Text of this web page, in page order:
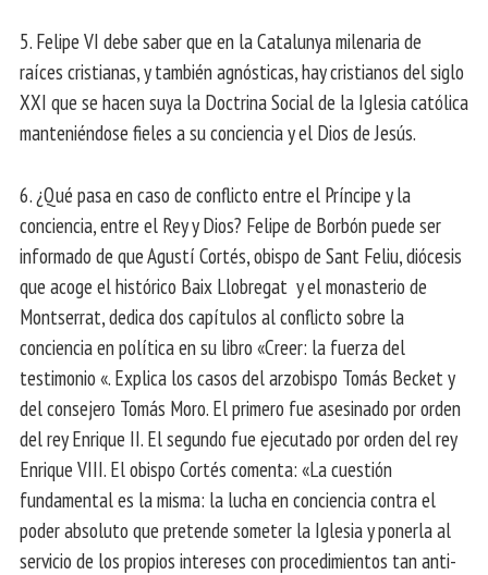
5. Felipe VI debe saber que en la Catalunya milenaria de
raíces cristianas, y también agnósticas, hay cristianos del siglo
XXI que se hacen suya la Doctrina Social de la Iglesia católica
manteniéndose fieles a su conciencia y el Dios de Jesús.
6. ¿Qué pasa en caso de conflicto entre el Príncipe y la
conciencia, entre el Rey y Dios? Felipe de Borbón puede ser
informado de que Agustí Cortés, obispo de Sant Feliu, diócesis
que acoge el histórico Baix Llobregat y el monasterio de
Montserrat, dedica dos capítulos al conflicto sobre la
conciencia en política en su libro «Creer: la fuerza del
testimonio «. Explica los casos del arzobispo Tomás Becket y
del consejero Tomás Moro. El primero fue asesinado por orden
del rey Enrique II. El segundo fue ejecutado por orden del rey
Enrique VIII. El obispo Cortés comenta: «La cuestión
fundamental es la misma: la lucha en conciencia contra el
poder absoluto que pretende someter la Iglesia y ponerla al
servicio de los propios intereses con procedimientos tan anti-